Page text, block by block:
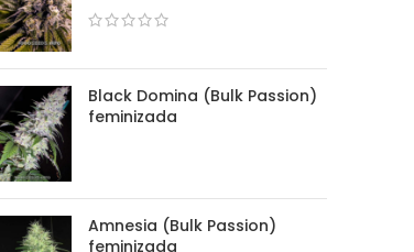
Black Domina (Bulk Passion)
feminizada
Amnesia (Bulk Passion)
feminizada